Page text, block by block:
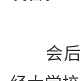
会后